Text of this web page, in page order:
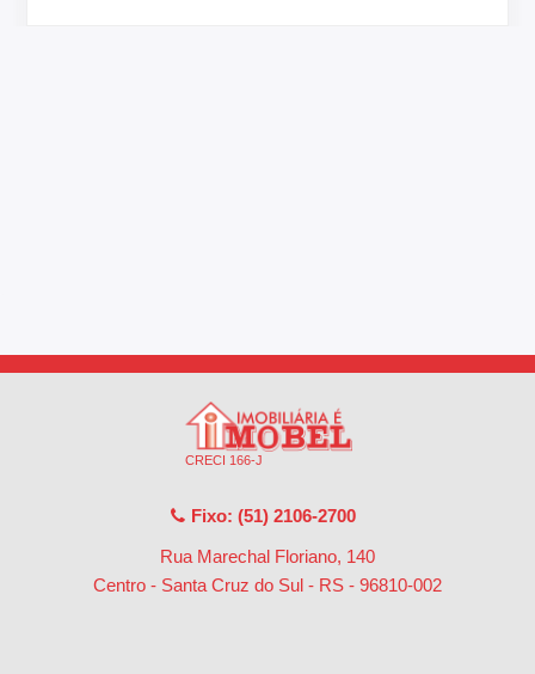
CRECI 166-J
Fixo: (51) 2106-2700
Rua Marechal Floriano, 140
Centro - Santa Cruz do Sul - RS - 96810-002